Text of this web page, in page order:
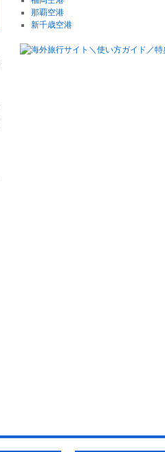
那覇空港
新千歳空港